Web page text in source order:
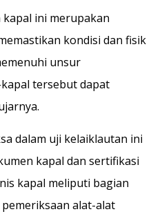
kapal ini merupakan
kondisi dan fisik
unsur
tersebut dapat
dalam uji kelaiklautan ini
kapal dan sertifikasi
kapal meliputi bagian
alat-alat